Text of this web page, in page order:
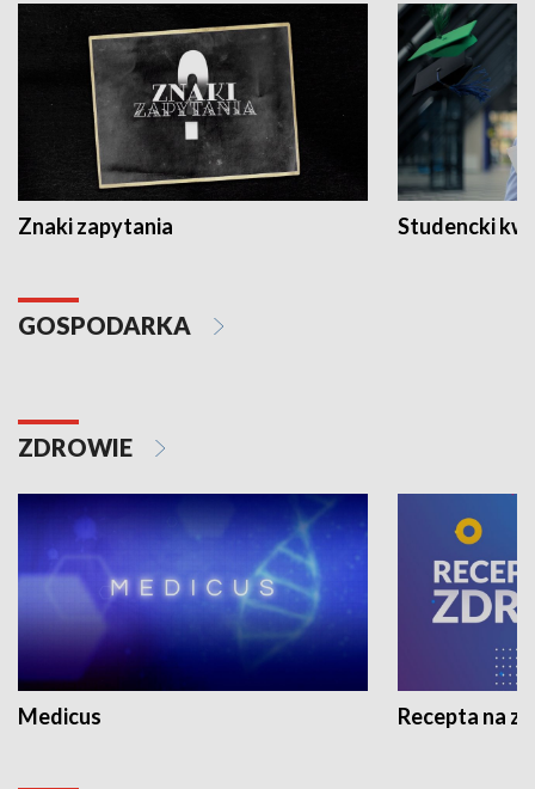
Znaki zapytania Studencki
GOSPODARKA
ZDROWIE
Medicus Recepta na